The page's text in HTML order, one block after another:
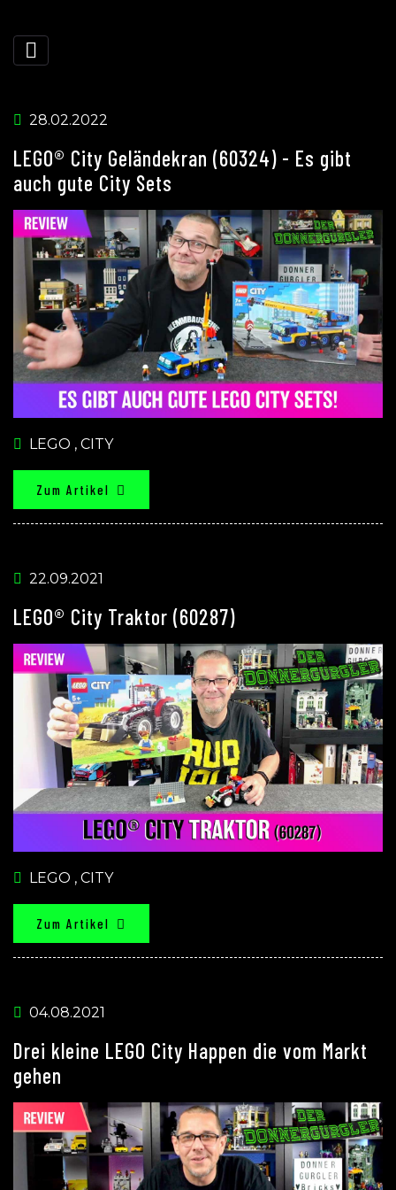
28.02.2022
LEGO® City Geländekran (60324) - Es gibt
auch gute City Sets
LEGO , CITY
Zum Artikel
22.09.2021
LEGO® City Traktor (60287)
LEGO , CITY
Zum Artikel
04.08.2021
Drei kleine LEGO City Happen die vom Markt
gehen